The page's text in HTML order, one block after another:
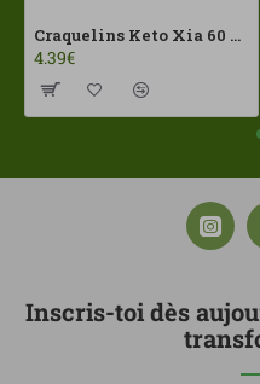
Craquelins Keto Xia 60 g Joice Foods ECO
4.39€
Inscris-toi dès